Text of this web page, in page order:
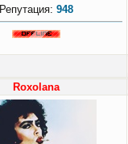
Репутация: 948
Roxolana